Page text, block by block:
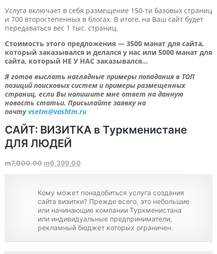
Услуга включает в себя размещение 150-ти базовых страниц
и 700 второстепенных в блогах. В итоге, на Ваш сайт будет
передаваться вес 1 тыс. страниц.
Стоимость этого предложения — 3500 манат для сайта,
который заказывался и делался у нас или 5000 манат для
сайта, который НЕ У НАС заказывался…
Я готов выслать наглядные примеры попадания в ТОП
позиций поисковых систем и примеры размещенных
страниц, если Вы напишите мне ответ на данную
новость статьи. Присылайте заявку на
почтуvsetm@vashtm.ru
САЙТ: ВИЗИТКА в Туркменистане
ДЛЯ ЛЮДЕЙ
m7,000.00 m6,399.00
Кому может понадобиться услуга создания
сайта визитки? Прежде всего, это небольшие
или начинающие компании Туркменистана
или индивидуальные предприниматели,
рекламный бюджет которых ограничен.